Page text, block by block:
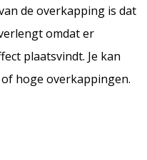
de overkapping is dat
omdat er
plaatsvindt. Je kan
hoge overkappingen.